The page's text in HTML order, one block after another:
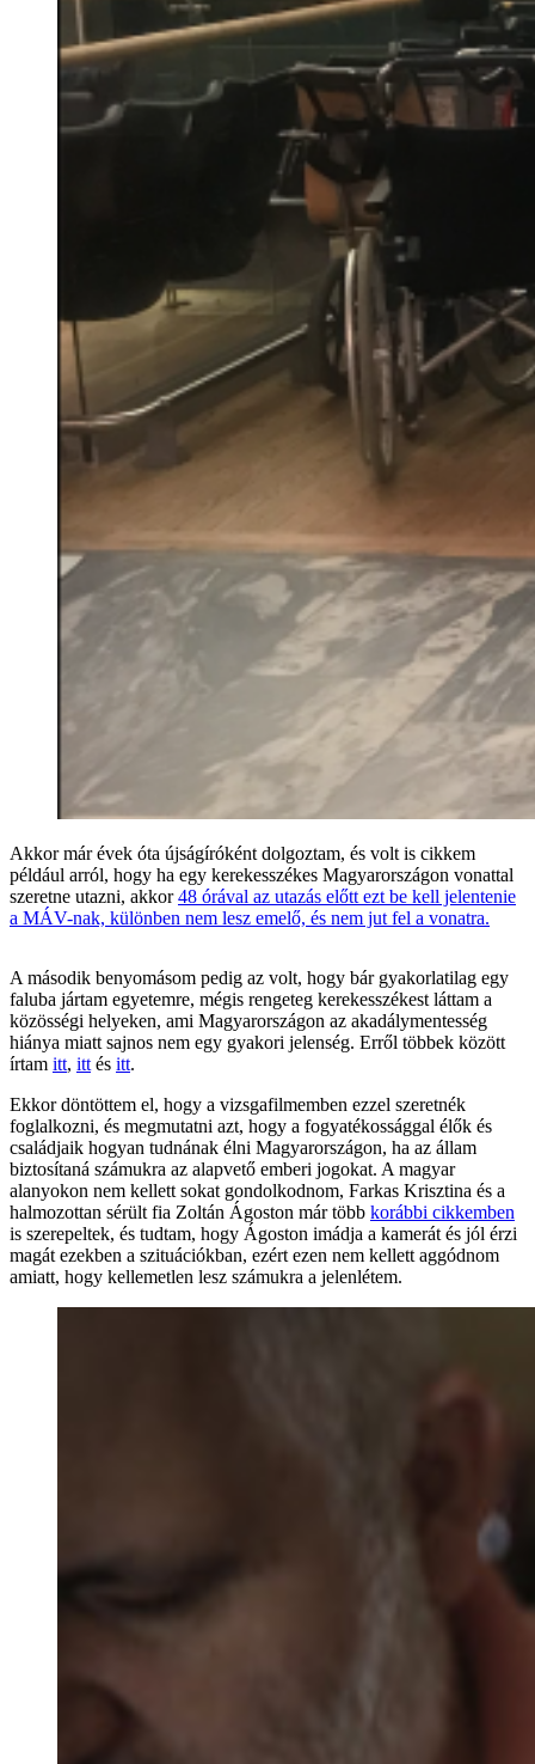
Akkor már évek óta újságíróként dolgoztam, és volt is cikkem
például arról, hogy ha egy kerekesszékes Magyarországon vonattal
szeretne utazni, akkor48 órával az utazás előtt ezt be kell jelentenie
a MÁV-nak, különben nem lesz emelő, és nem jut fel a vonatra.
A második benyomásom pedig az volt, hogy bár gyakorlatilag egy
faluba jártam egyetemre, mégis rengeteg kerekesszékest láttam a
közösségi helyeken, ami Magyarországon az akadálymentesség
hiánya miatt sajnos nem egy gyakori jelenség. Erről többek között
írtam itt, itt és itt.
Ekkor döntöttem el, hogy a vizsgafilmemben ezzel szeretnék
foglalkozni, és megmutatni azt, hogy a fogyatékossággal élők és
családjaik hogyan tudnának élni Magyarországon, ha az állam
biztosítaná számukra az alapvető emberi jogokat. A magyar
alanyokon nem kellett sokat gondolkodnom, Farkas Krisztina és a
halmozottan sérült fia Zoltán Ágoston már több korábbi cikkemben
is szerepeltek, és tudtam, hogy Ágoston imádja a kamerát és jól érzi
magát ezekben a szituációkban, ezért ezen nem kellett aggódnom
amiatt, hogy kellemetlen lesz számukra a jelenlétem.